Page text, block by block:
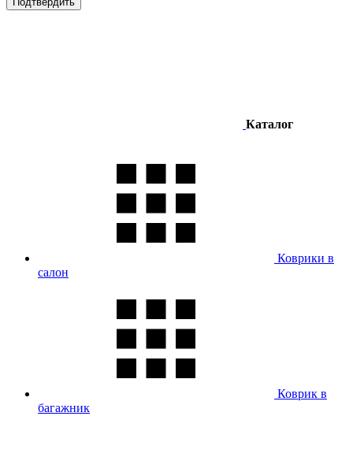
Каталог
Коврики в
салон
Коврик в
багажник